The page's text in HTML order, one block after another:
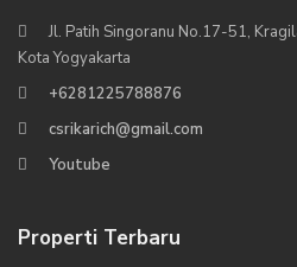
Jl. Patih Singoranu No.17-51,
Kota Yogyakarta
+6281225788876
csrikarich@gmail.com
Youtube
Properti Terbaru